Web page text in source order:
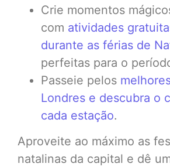
Crie momentos
com atividades
durante as férias de
perfeitas para o
Passeie pelos
Londres e descubra o
cada estação.
Aproveite ao máximo as
natalinas da capital e dê